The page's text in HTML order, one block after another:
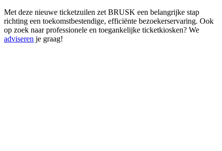
Met deze nieuwe ticketzuilen zet BRUSK een belangrijke stap
richting een toekomstbestendige, efficiënte bezoekerservaring. Ook
op zoek naar professionele en toegankelijke ticketkiosken? We
adviseren je graag!